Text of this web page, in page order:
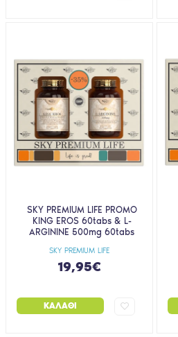
SKY PREMIUM LIFE
SKY PREMIUM LIFE PROMO
KING EROS 60tabs & L-
ARGININE 500mg 60tabs
19,95€
ΚΑΛΆΘΙ